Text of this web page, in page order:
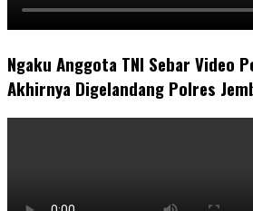
Ngaku Anggota TNI Sebar Video
Akhirnya Digelandang Polres